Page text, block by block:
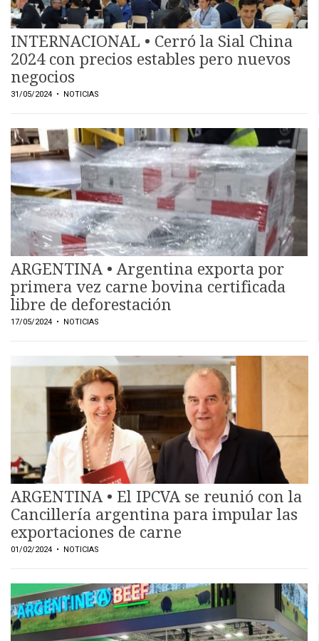
INTERNACIONAL • Cerró la Sial China
2024 con precios estables pero nuevos
negocios
31/05/2024 • NOTICIAS
ARGENTINA • Argentina exporta por
primera vez carne bovina certificada
libre de deforestación
17/05/2024 • NOTICIAS
ARGENTINA • El IPCVA se reunió con la
Cancillería argentina para impular las
exportaciones de carne
01/02/2024 • NOTICIAS